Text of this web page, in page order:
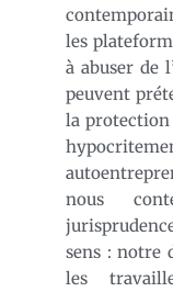
les
à abuser de
peuvent
la protection
nous
sens : notre
les